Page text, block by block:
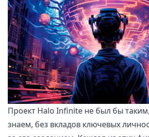
Проект Halo Infinite не был бы
знаем, без вкладов ключевых